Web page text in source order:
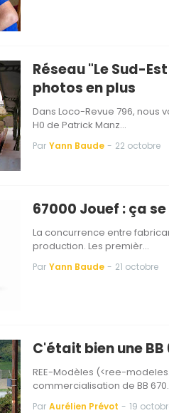
Réseau "Le Sud-
photos en plus
Dans Loco-Revue 796, nous
H0 de Patrick Manz…
Par Yann Baude - 22 octobre
67000 Jouef : ça
La concurrence entre
production. Les premièr…
Par Yann Baude - 21 octobre
C'était bien une BB
REE-Modèles (<ree-
commercialisation de BB
Par Aurélien Prévot - 19